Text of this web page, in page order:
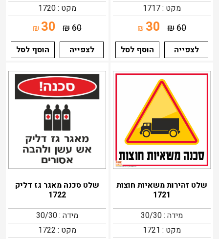
מקט : 1717
60
₪
30
₪
לצפייה
הוסף לסל
מקט : 1720
60
₪
30
₪
לצפייה
הוסף לסל
שלט זהירות משאיות חוצות
1721
מידה : 30/30
מקט : 1721
שלט סכנה מאגר גז דליק
1722
מידה : 30/30
מקט : 1722